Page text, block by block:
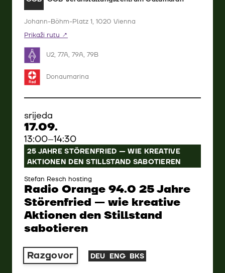
Johann-Böhm-Platz 1, 1020 Vienna
Prikaži rutu
U2, 77A, 79A, 79B
Donaumarina
srijeda
17.09.
13:00–14:30
25 JAHRE STÖRENFRIED — WIE KREATIVE
AKTIONEN DEN STILLSTAND SABOTIEREN
Stefan Resch hosting
Radio Orange 94.0 25 Jahre
Störenfried — wie kreative
Aktionen den Stillstand
sabotieren
Razgovor DEU ENG BKS